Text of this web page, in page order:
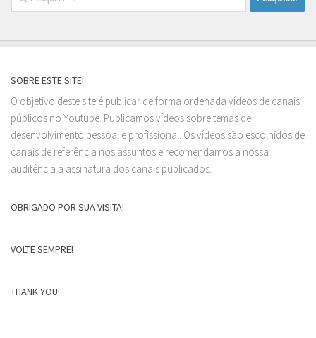
por:
SOBRE ESTE SITE!
O objetivo deste site é publicar de forma ordenada vídeos de canais
públicos no Youtube. Publicamos vídeos sobre temas de
desenvolvimento pessoal e profissional. Os vídeos são escolhidos de
canais de referência nos assuntos e recomendamos a nossa
auditência a assinatura dos canais publicados.
OBRIGADO POR SUA VISITA!
VOLTE SEMPRE!
THANK YOU!